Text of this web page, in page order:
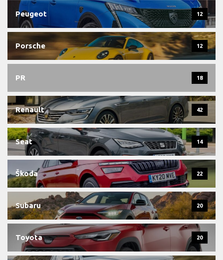
Peugeot 12
Porsche 12
PR 18
Renault 42
Seat 14
Škoda 22
Subaru 20
Toyota 20